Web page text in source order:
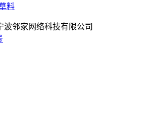
料
波邻家网络科技有限公司